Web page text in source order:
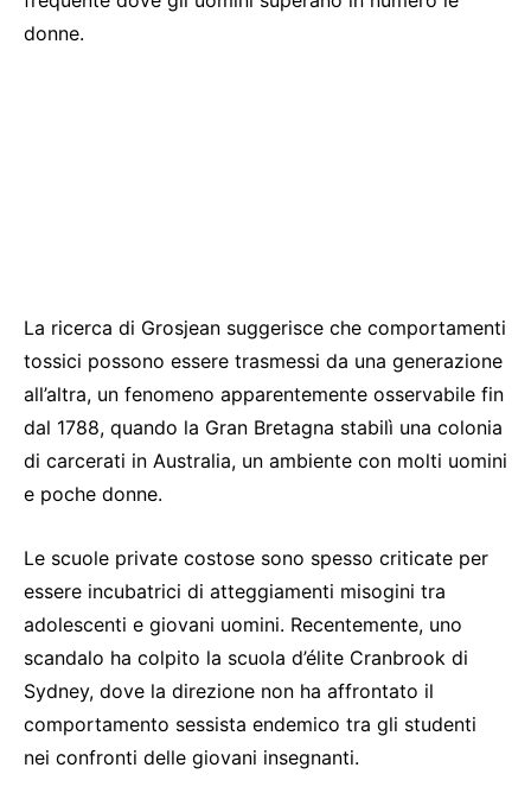
donne.
La ricerca di Grosjean suggerisce che comportamenti
tossici possono essere trasmessi da una generazione
all’altra, un fenomeno apparentemente osservabile fin
dal 1788, quando la Gran Bretagna stabilì una colonia
di carcerati in Australia, un ambiente con molti uomini
e poche donne.
Le scuole private costose sono spesso criticate per
essere incubatrici di atteggiamenti misogini tra
adolescenti e giovani uomini. Recentemente, uno
scandalo ha colpito la scuola d’élite Cranbrook di
Sydney, dove la direzione non ha affrontato il
comportamento sessista endemico tra gli studenti
nei confronti delle giovani insegnanti.